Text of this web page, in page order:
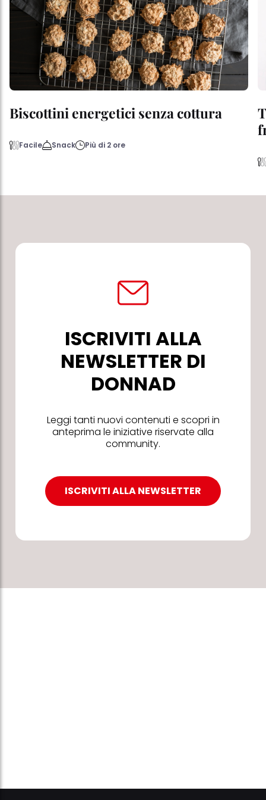
Biscottini energetici senza cottura
Facile Snack Più di 2 ore
ISCRIVITI ALLA
NEWSLETTER DI
DONNAD
Leggi tanti nuovi contenuti e scopri in
anteprima le iniziative riservate alla
community.
ISCRIVITI ALLA NEWSLETTER